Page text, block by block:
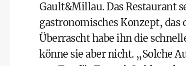
Gault&Millau. Das Restaurant
gastronomisches Konzept, das
Überrascht habe ihn die
könne sie aber nicht. „Solche